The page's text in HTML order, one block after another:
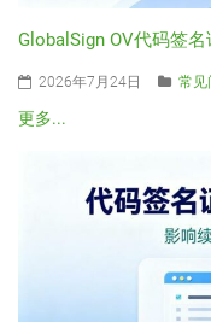
GlobalSign OV代码签
2026年7月24日 常见
更多...